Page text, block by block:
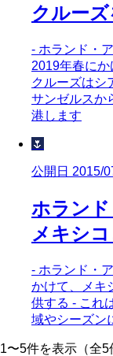
クルー
- ホランド・
2019年春に
クルーズはシ
サンゼルスか
港します
🌷
公開日 2015/
ホラン
メキシ
- ホランド・
かけて、メキ
供する - これ
域やシーズン
1〜5件を表示（全5